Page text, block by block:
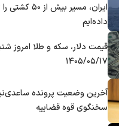
ایران، مسیر بیش از
داده‌ایم
قیمت دلار، سکه و طلا امروز
۱۴۰۵/۰۵/۱۷
آخرین وضعیت پرونده
سخنگوی قوه قضاییه